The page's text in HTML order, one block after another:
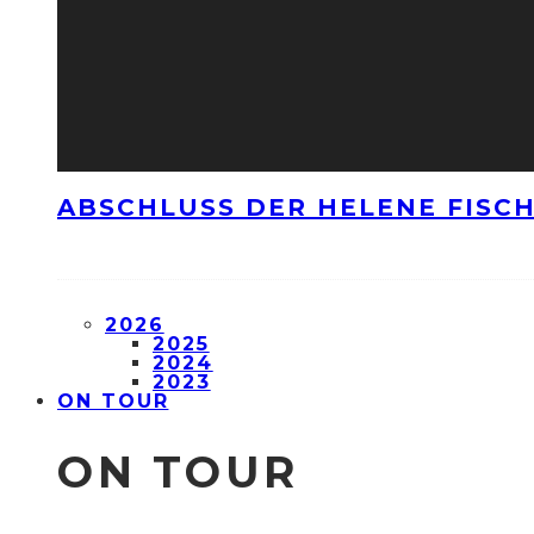
ABSCHLUSS DER HELENE
2026
2025
2024
2023
ON TOUR
ON TOUR